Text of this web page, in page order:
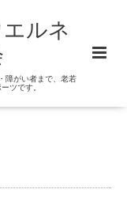
ルネ
障がい者まで、老若
ツです。